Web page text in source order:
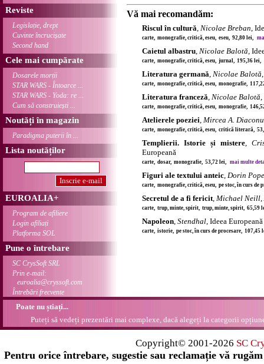
Reviste
Legislație, drept
Cuvinte încrucișate
Second hand
Cele mai cumpărate
Dosarele morții
STAR WARS - Întoarce ...
STAR WARS - Yoda: re ...
Cum să construiești ...
Noutăți în magazin
Paradigma puterii în ...
Lista noutăților
EUROALIA+
Program de afiliere
Login afiliați
Platforma SOL
Pune o întrebare
SC CrysSoft SRL
Prin e-mail:
euroalia@cryssoft.com
Întrebări frecvente
Vă mai recomandăm:
Riscul în cultură, Nicolae Breban,
carte, monografie, critică, eseu, eseu, 92,80 lei,
Caietul albastru, Nicolae Balotă,
carte, monografie, critică, eseu, jurnal, 195,36 lei,
Literatura germană, Nicolae Balotă
carte, monografie, critică, eseu, monografie,
Literatura franceză, Nicolae Balotă,
carte, monografie, critică, eseu, monografie,
Atelierele poeziei, Mircea A. Diaconu
carte, monografie, critică, eseu, critică literară,
Templierii. Istorie și mistere,
Europeană
carte, dosar, monografie, 53,72 lei, mai multe
Figuri ale textului anteic, Dorin
carte, monografie, critică, eseu, pe stoc, în curs de
Secretul de a fi fericit, Michael Neill,
carte, trup, minte, spirit, trup, minte, spirit, 65,59
Napoleon, Stendhal, Ideea Europeană
carte, istorie, pe stoc, în curs de procesare,
Poate nu știați...
Puteți să vedeți prezentări mai complexe, dacă alegeți la categorii
Copyright© 2001-2026 SC
Pentru orice întrebare, sugestie sau reclamație vă